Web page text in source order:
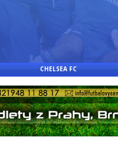
CHELSEA FC